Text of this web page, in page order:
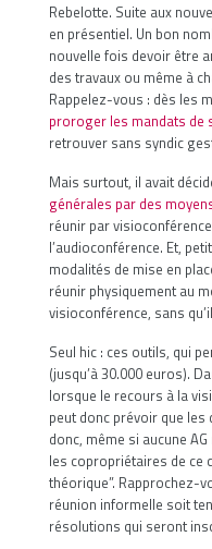
Rebelotte. Suite aux
en présentiel. Un bon
nouvelle fois devoir être
des travaux ou même à
Rappelez-vous : dès les
proroger les mandats de
retrouver sans syndic
Mais surtout, il avait
générales par des
réunir par
l’audioconférence. Et,
modalités de mise en
réunir physiquement au
visioconférence, sans
Seul hic : ces outils, qui
(jusqu’à 30.000 euros).
lorsque le recours à la
peut donc prévoir que
donc, même si aucune
les copropriétaires de ce
théorique”. Rapprochez-
réunion informelle soit
résolutions qui seront